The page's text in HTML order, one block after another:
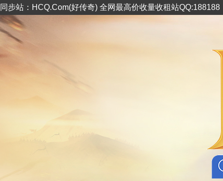
同步站：HCQ.Com(好传奇) 全网最高价收量收租站